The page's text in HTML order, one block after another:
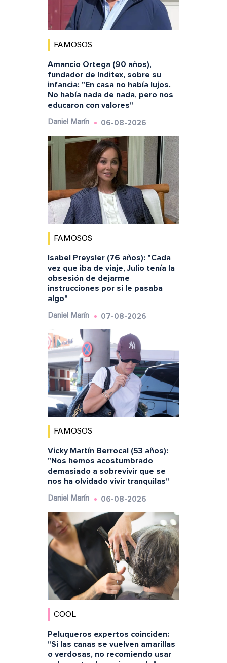
FAMOSOS
Amancio Ortega (90 años),
fundador de Inditex, sobre su
infancia: "En casa no había lujos.
No había nada de nada, pero nos
educaron con valores"
Daniel Marín 06-08-2026
FAMOSOS
Isabel Preysler (76 años): "Cada
vez que iba de viaje, Julio tenía la
obsesión de dejarme
instrucciones por si le pasaba
algo"
Daniel Marín 07-08-2026
FAMOSOS
Vicky Martín Berrocal (53 años):
"Nos hemos acostumbrado
demasiado a sobrevivir que se
nos ha olvidado vivir tranquilas"
Daniel Marín 06-08-2026
COOL
Peluqueros expertos coinciden:
"Si las canas se vuelven amarillas
o verdosas, no recomiendo usar